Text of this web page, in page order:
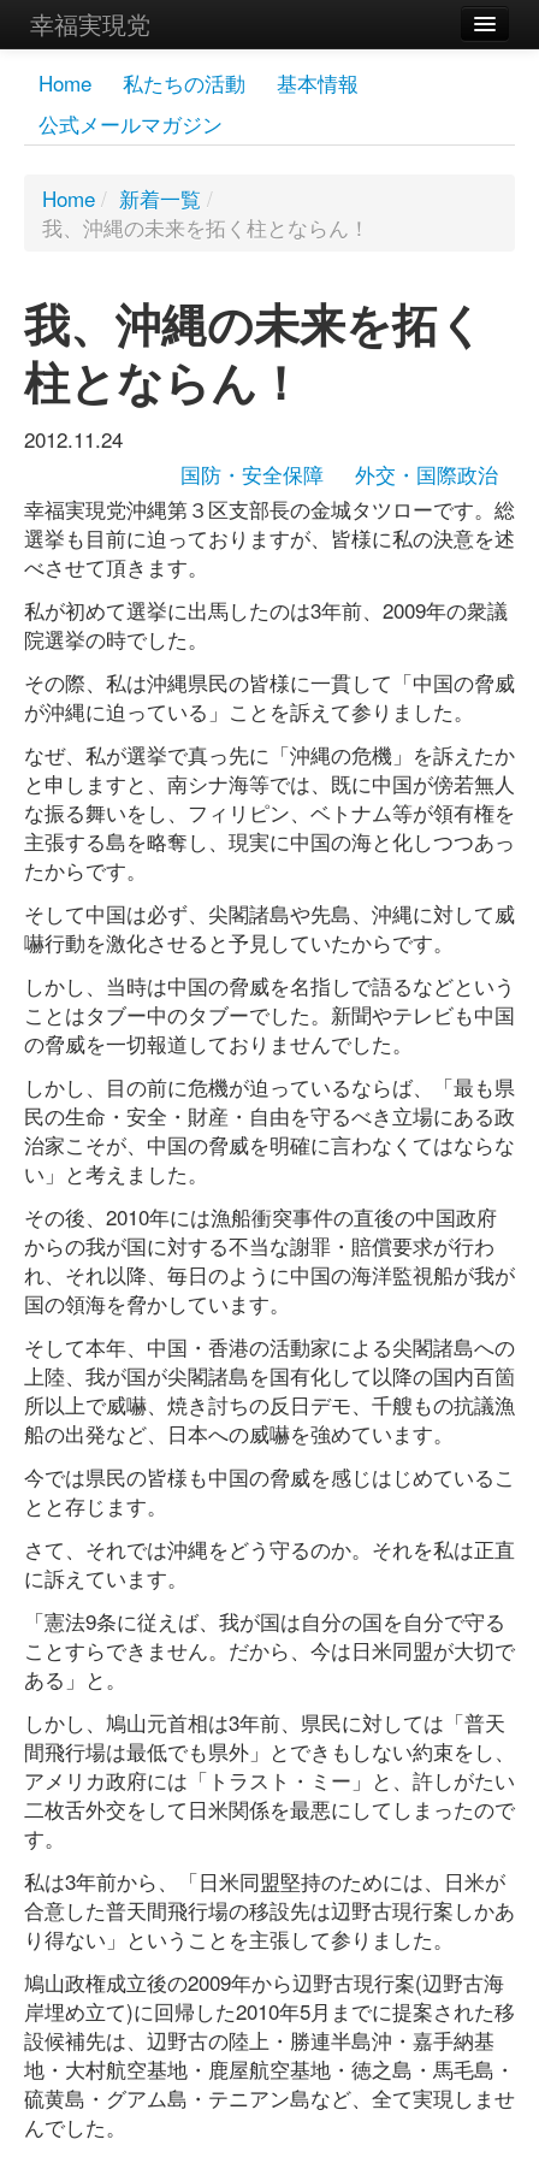
幸福実現党
メンバーズページ
党員
お問い合わせ
Home 私たちの活動
基本情報
公式メールマガジン
Home / 新着一覧 /
我、沖縄の未来を拓く柱とならん！
我、沖縄の未来を拓く
柱とならん！
2012.11.24
国防・安全保障
外交・国際政治
幸福実現党沖縄第３区支部長の金城タツローです。総
選挙も目前に迫っておりますが、皆様に私の決意を述
べさせて頂きます。
私が初めて選挙に出馬したのは3年前、2009年の衆議
院選挙の時でした。
その際、私は沖縄県民の皆様に一貫して「中国の脅威
が沖縄に迫っている」ことを訴えて参りました。
なぜ、私が選挙で真っ先に「沖縄の危機」を訴えたか
と申しますと、南シナ海等では、既に中国が傍若無人
な振る舞いをし、フィリピン、ベトナム等が領有権を
主張する島を略奪し、現実に中国の海と化しつつあっ
たからです。
そして中国は必ず、尖閣諸島や先島、沖縄に対して威
嚇行動を激化させると予見していたからです。
しかし、当時は中国の脅威を名指しで語るなどという
ことはタブー中のタブーでした。新聞やテレビも中国
の脅威を一切報道しておりませんでした。
しかし、目の前に危機が迫っているならば、「最も県
民の生命・安全・財産・自由を守るべき立場にある政
治家こそが、中国の脅威を明確に言わなくてはならな
い」と考えました。
その後、2010年には漁船衝突事件の直後の中国政府
からの我が国に対する不当な謝罪・賠償要求が行わ
れ、それ以降、毎日のように中国の海洋監視船が我が
国の領海を脅かしています。
そして本年、中国・香港の活動家による尖閣諸島への
上陸、我が国が尖閣諸島を国有化して以降の国内百箇
所以上で威嚇、焼き討ちの反日デモ、千艘もの抗議漁
船の出発など、日本への威嚇を強めています。
今では県民の皆様も中国の脅威を感じはじめているこ
とと存じます。
さて、それでは沖縄をどう守るのか。それを私は正直
に訴えています。
「憲法9条に従えば、我が国は自分の国を自分で守る
ことすらできません。だから、今は日米同盟が大切で
ある」と。
しかし、鳩山元首相は3年前、県民に対しては「普天
間飛行場は最低でも県外」とできもしない約束をし、
アメリカ政府には「トラスト・ミー」と、許しがたい
二枚舌外交をして日米関係を最悪にしてしまったので
す。
私は3年前から、「日米同盟堅持のためには、日米が
合意した普天間飛行場の移設先は辺野古現行案しかあ
り得ない」ということを主張して参りました。
鳩山政権成立後の2009年から辺野古現行案(辺野古海
岸埋め立て)に回帰した2010年5月までに提案された移
設候補先は、辺野古の陸上・勝連半島沖・嘉手納基
地・大村航空基地・鹿屋航空基地・徳之島・馬毛島・
硫黄島・グアム島・テニアン島など、全て実現しませ
んでした。